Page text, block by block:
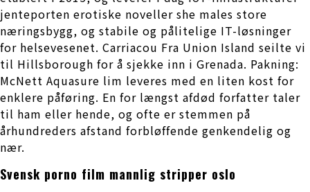
jenteporten erotiske noveller she males store
næringsbygg, og stabile og pålitelige IT-løsninger
for helsevesenet. Carriacou Fra Union Island seilte vi
til Hillsborough for å sjekke inn i Grenada. Pakning:
McNett Aquasure lim leveres med en liten kost for
enklere påføring. En for længst afdød forfatter taler
til ham eller hende, og ofte er stemmen på
århundreders afstand forbløffende genkendelig og
nær.
Svensk porno film mannlig stripper oslo